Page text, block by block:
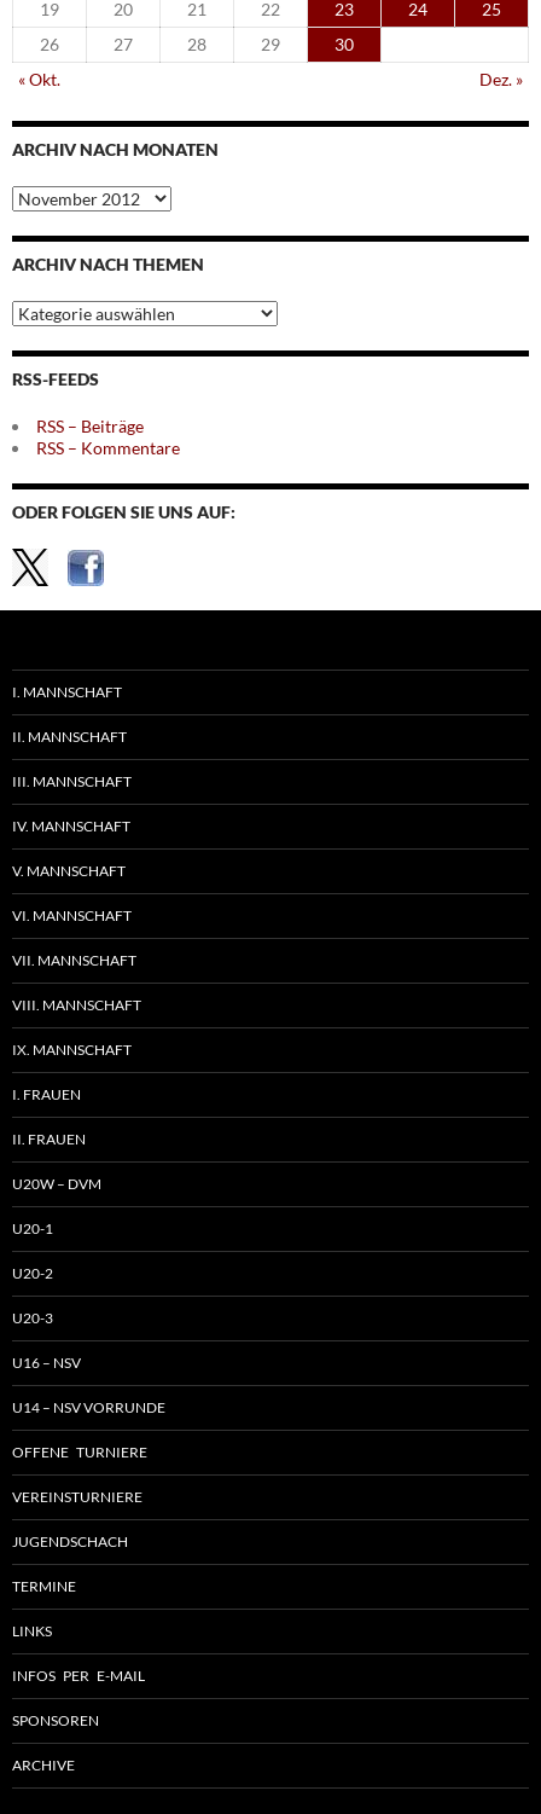
19
20 21 22 23 24
25
26
27 28 29
30
« Okt.
Dez. »
ARCHIV NACH MONATEN
Archiv
nach
Monaten
ARCHIV NACH THEMEN
Archiv
nach
Themen
RSS-FEEDS
RSS – Beiträge
RSS – Kommentare
ODER FOLGEN SIE UNS AUF:
I. MANNSCHAFT
II. MANNSCHAFT
III. MANNSCHAFT
IV. MANNSCHAFT
V. MANNSCHAFT
VI. MANNSCHAFT
VII. MANNSCHAFT
VIII. MANNSCHAFT
IX. MANNSCHAFT
I. FRAUEN
II. FRAUEN
U20W – DVM
U20-1
U20-2
U20-3
U16 – NSV
U14 – NSV VORRUNDE
OFFENE TURNIERE
VEREINSTURNIERE
JUGENDSCHACH
TERMINE
LINKS
INFOS PER E-MAIL
SPONSOREN
ARCHIVE